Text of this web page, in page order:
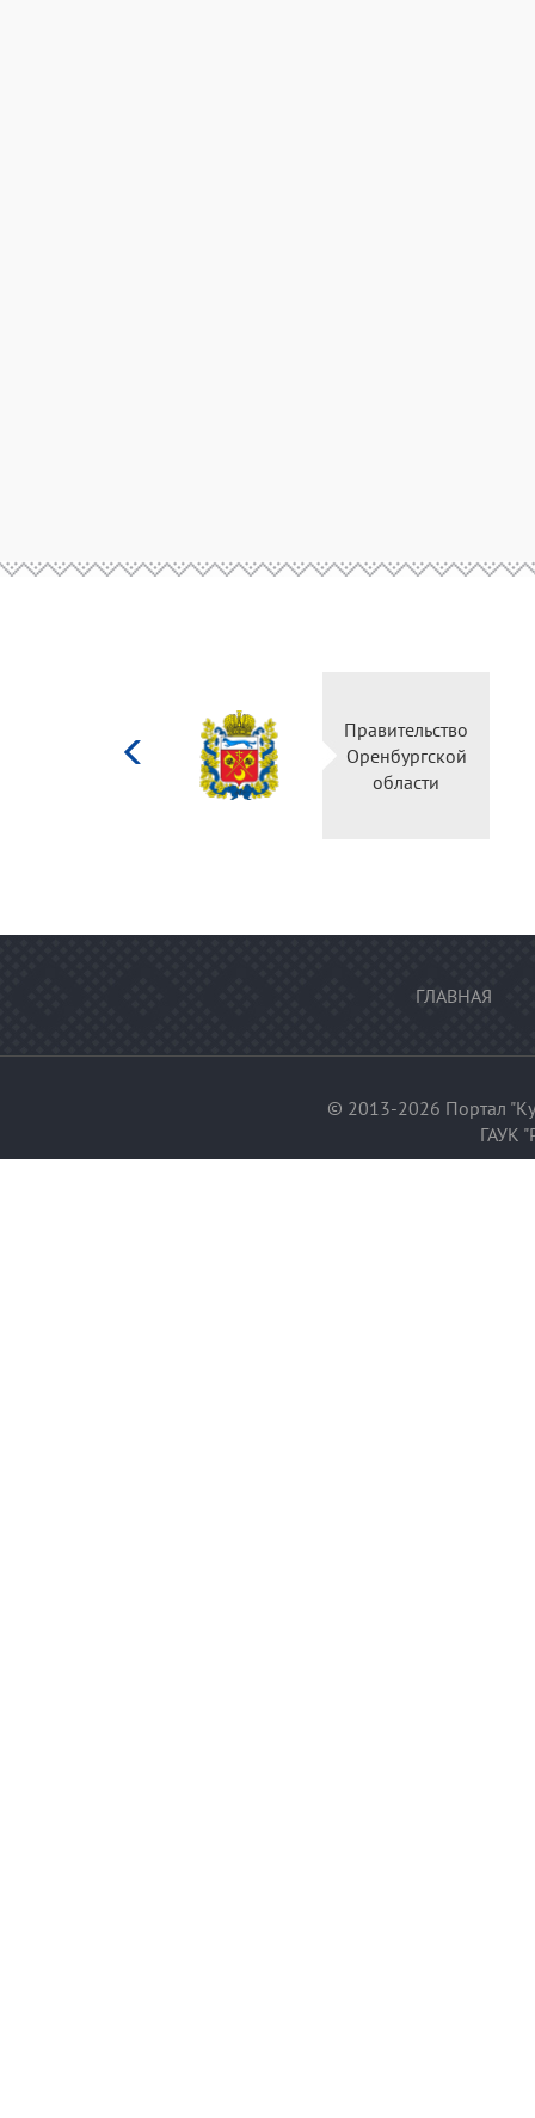
Правительство
Оренбургской
области
ГЛАВНАЯ
© 2013-2026 Портал
ГАУК